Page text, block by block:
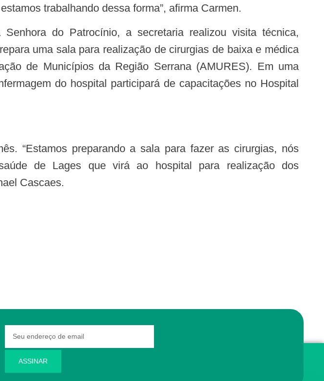
trabalhando dessa forma”, afirma Carmen.
uma sala para realização de cirurgias de baixa e médica
de Municípios da Região Serrana (AMURES). Em uma
do hospital participará de capacitações no Hospital
de Lages que virá ao hospital para realização dos
Cascaes.
ASSINAR